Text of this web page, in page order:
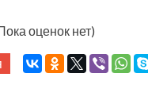
оценок нет)